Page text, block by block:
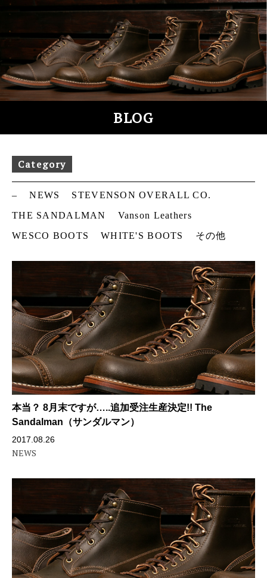
o
c
t
BLOG
Category
– NEWS
STEVENSON OVERALL CO.
THE SANDALMAN
Vanson Leathers
WESCO BOOTS
WHITE'S BOOTS その他
本当？ 8月末ですが…..追加受注生産決定!! The
Sandalman（サンダルマン）
2017.08.26
NEWS